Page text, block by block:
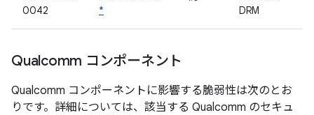
0042
*
DRM
Qualcomm コンポーネント
Qualcomm コンポーネントに影響する脆弱性は次のとお
りです。詳細については、該当する Qualcomm のセキュ